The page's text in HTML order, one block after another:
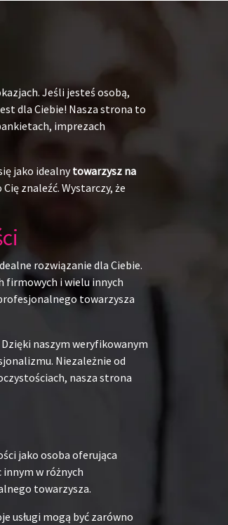
Jeśli jesteś osobą,
dla Ciebie! Nasza strona to
imprezach
jako idealnytowarzysz na
znaleźć. Wystarczy, że
rozwiązanie dla Ciebie.
firmowych i wielu innych
towarzysza
naszym weryfikowanym
Niezależnie od
nasza strona
jako osoba oferująca
w różnych
towarzysza.
usługi mogą być zarówno